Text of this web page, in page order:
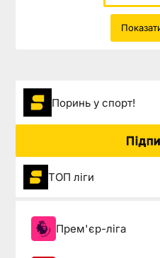
Поринь у спорт!
ТОП ліги
Прем'єр-ліга